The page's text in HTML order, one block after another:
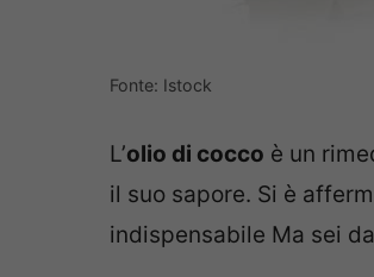
Fonte: Istock
L’olio di cocco è un
il suo sapore. Si è
indispensabile Ma sei